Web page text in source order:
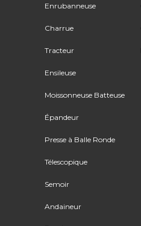
Enrubanneuse
Charrue
Tracteur
Ensileuse
Moissonneuse Batteuse
Épandeur
Presse à Balle Ronde
Télescopique
Semoir
Andaineur